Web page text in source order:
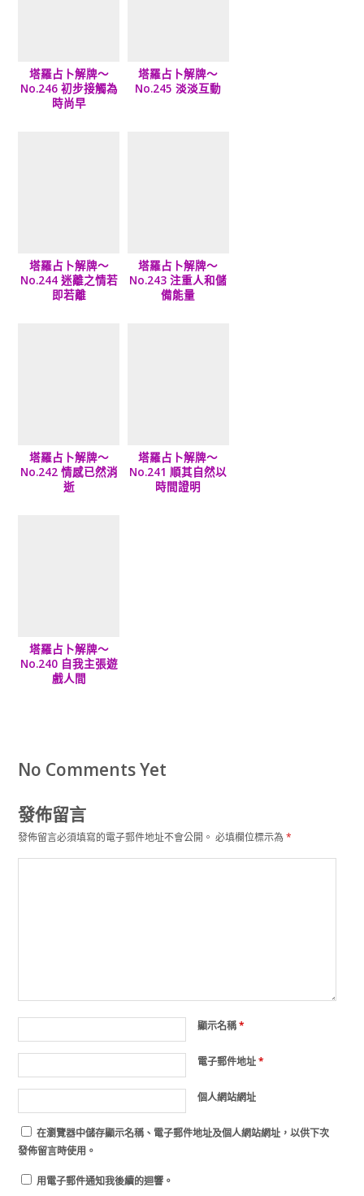
塔羅占卜解牌～
No.246 初步接觸為
時尚早
塔羅占卜解牌～
No.245 淡淡互動
塔羅占卜解牌～
No.244 迷離之情若
即若離
塔羅占卜解牌～
No.243 注重人和儲
備能量
塔羅占卜解牌～
No.242 情感已然消
逝
塔羅占卜解牌～
No.241 順其自然以
時間證明
塔羅占卜解牌～
No.240 自我主張遊
戲人間
No Comments Yet
發佈留言
發佈留言必須填寫的電子郵件地址不會公開。 必填欄位標示為*
顯示名稱*
電子郵件地址*
個人網站網址
在瀏覽器中儲存顯示名稱、電子郵件地址及個人網站網址，以供下次
發佈留言時使用。
用電子郵件通知我後續的迴響。